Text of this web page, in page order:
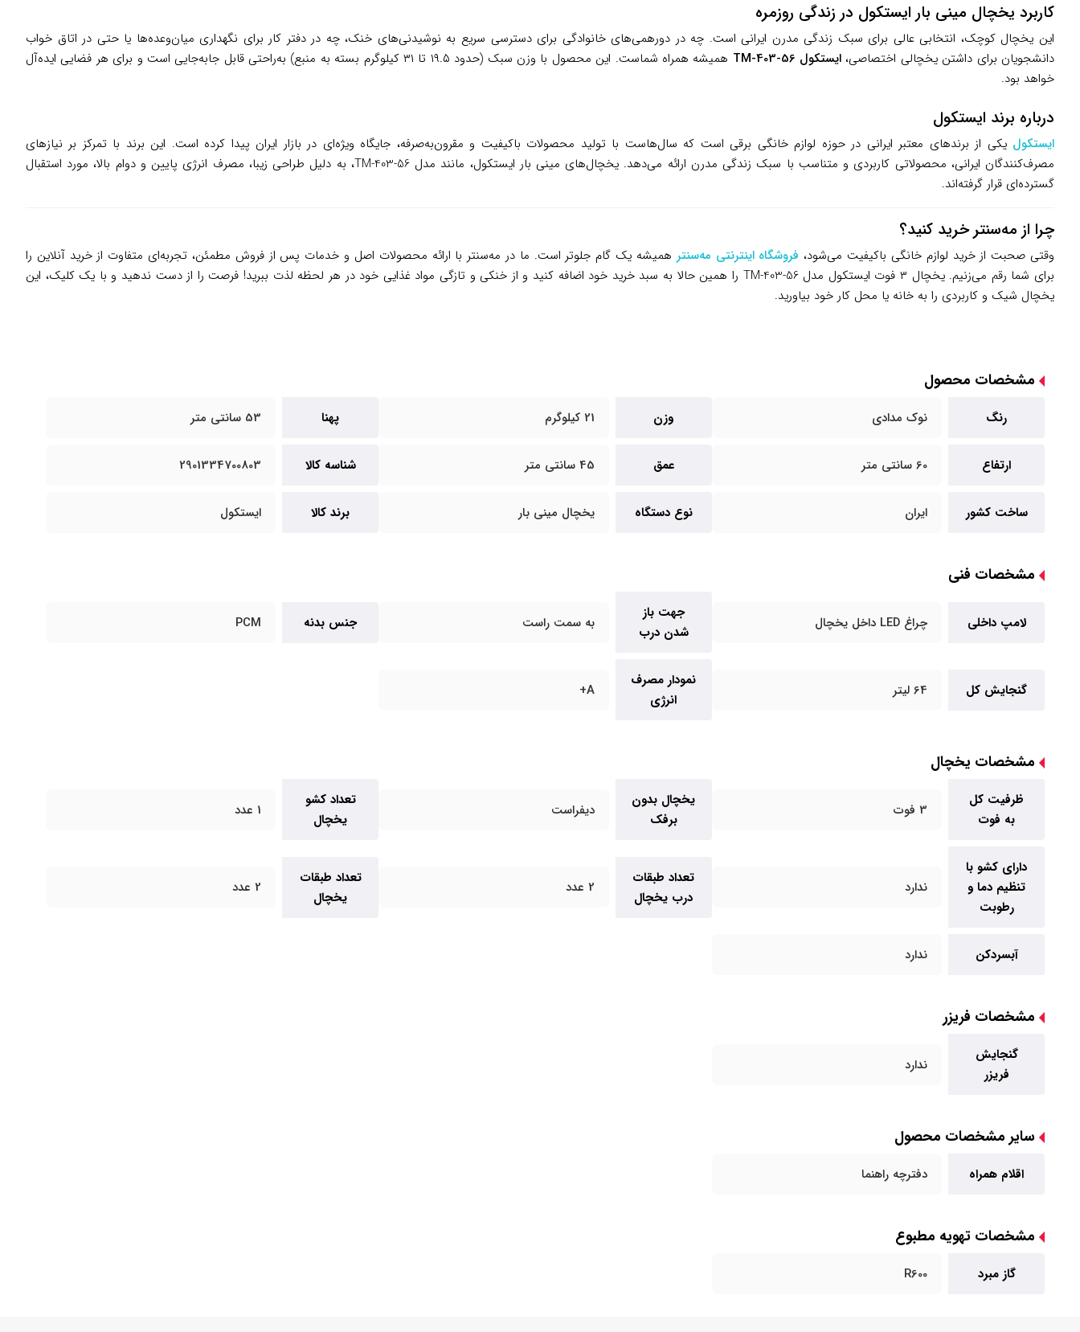
کاربرد یخچال مینی بار ایستکول در زندگی روزمره
این یخچال کوچک، انتخابی عالی برای سبک زندگی مدرن ایرانی است. چه در دورهمی‌های خانوادگی برای دسترسی سریع به نوشیدنی‌های خنک، چه در دفتر کار برای نگهداری میان‌وعده‌ها یا حتی در اتاق خواب
دانشجویان برای داشتن یخچالی اختصاصی، ایستکول TM-403-56
همیشه همراه شماست. این محصول با وزن سبک (حدود ۱۹.۵ تا ۳۱ کیلوگرم بسته به منبع) به‌راحتی قابل جابه‌جایی است و برای هر فضایی ایده‌آل
خواهد بود.
درباره برند ایستکول
ایستکول یکی از برندهای معتبر ایرانی در حوزه لوازم خانگی برقی است که سال‌هاست با تولید محصولات باکیفیت و مقرون‌به‌صرفه، جایگاه ویژه‌ای در بازار ایران پیدا کرده است. این برند با تمرکز بر نیازهای
مصرف‌کنندگان ایرانی، محصولاتی کاربردی و متناسب با سبک زندگی مدرن ارائه می‌دهد. یخچال‌های مینی بار ایستکول، مانند مدل TM-403-56، به دلیل طراحی زیبا، مصرف انرژی پایین و دوام بالا، مورد استقبال
گسترده‌ای قرار گرفته‌اند.
چرا از مه‌سنتر خرید کنید؟
وقتی صحبت از خرید لوازم خانگی باکیفیت می‌شود، فروشگاه اینترنتی مه‌سنتر همیشه یک گام جلوتر است. ما در مه‌سنتر با ارائه محصولات اصل و خدمات پس از فروش مطمئن، تجربه‌ای متفاوت از خرید آنلاین را
برای شما رقم می‌زنیم. یخچال ۳ فوت ایستکول مدل TM-403-56 را همین حالا به سبد خرید خود اضافه کنید و از خنکی و تازگی مواد غذایی خود در هر لحظه لذت ببرید! فرصت را از دست ندهید و با یک کلیک، این
یخچال شیک و کاربردی را به خانه یا محل کار خود بیاورید.
مشخصات محصول
رنگ نوک مدادی وزن 21 کیلوگرم پهنا 53 سانتی متر
ارتفاع 60 سانتی متر عمق 45 سانتی متر شناسه کالا 2901334700803
ساخت کشور ایران نوع دستگاه یخچال مینی بار برند کالا ایستکول
مشخصات فنی
لامپ داخلی چراغ LED داخل یخچال
جهت باز
شدن درب
به سمت راست جنس بدنه PCM
گنجایش کل 64 لیتر
نمودار مصرف
انرژی
A+
مشخصات یخچال
ظرفیت کل
به فوت
3 فوت
یخچال بدون
برفک
دیفراست
تعداد کشو
یخچال
1 عدد
دارای کشو با
تنظیم دما و
رطوبت
ندارد
تعداد طبقات
درب یخچال
2 عدد
تعداد طبقات
یخچال
2 عدد
آبسردکن ندارد
مشخصات فریزر
گنجایش
فریزر
ندارد
سایر مشخصات محصول
اقلام همراه دفترچه راهنما
مشخصات تهویه مطبوع
گاز مبرد R600